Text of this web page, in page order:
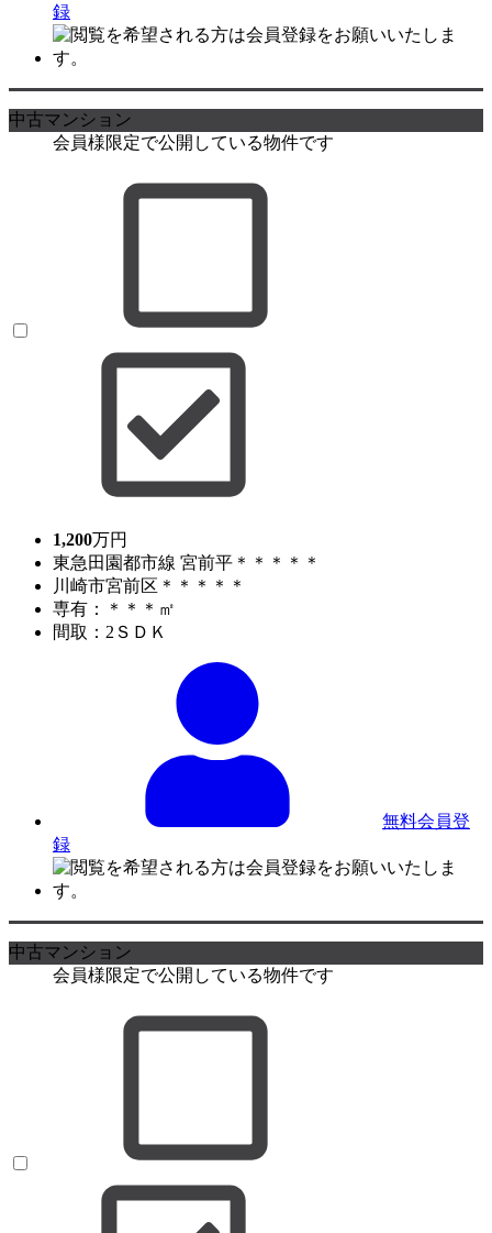
録
中古マンション
会員様限定で公開している物件です
1,200万円
東急田園都市線 宮前平＊＊＊＊＊
川崎市宮前区＊＊＊＊＊
専有：＊＊＊㎡
間取：2ＳＤＫ
無料会員登
録
中古マンション
会員様限定で公開している物件です